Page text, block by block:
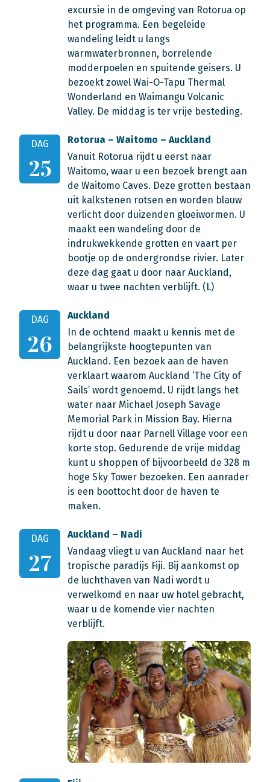
excursie in de omgeving van Rotorua op
het programma. Een begeleide
wandeling leidt u langs
warmwaterbronnen, borrelende
modderpoelen en spuitende geisers. U
bezoekt zowel Wai-O-Tapu Thermal
Wonderland en Waimangu Volcanic
Valley. De middag is ter vrije besteding.
DAG
25
Rotorua – Waitomo – Auckland
Vanuit Rotorua rijdt u eerst naar
Waitomo, waar u een bezoek brengt aan
de Waitomo Caves. Deze grotten bestaan
uit kalkstenen rotsen en worden blauw
verlicht door duizenden gloeiwormen. U
maakt een wandeling door de
indrukwekkende grotten en vaart per
bootje op de ondergrondse rivier. Later
deze dag gaat u door naar Auckland,
waar u twee nachten verblijft. (L)
DAG
26
Auckland
In de ochtend maakt u kennis met de
belangrijkste hoogtepunten van
Auckland. Een bezoek aan de haven
verklaart waarom Auckland ‘The City of
Sails’ wordt genoemd. U rijdt langs het
water naar Michael Joseph Savage
Memorial Park in Mission Bay. Hierna
rijdt u door naar Parnell Village voor een
korte stop. Gedurende de vrije middag
kunt u shoppen of bijvoorbeeld de 328 m
hoge Sky Tower bezoeken. Een aanrader
is een boottocht door de haven te
maken.
DAG
27
Auckland – Nadi
Vandaag vliegt u van Auckland naar het
tropische paradijs Fiji. Bij aankomst op
de luchthaven van Nadi wordt u
verwelkomd en naar uw hotel gebracht,
waar u de komende vier nachten
verblijft.